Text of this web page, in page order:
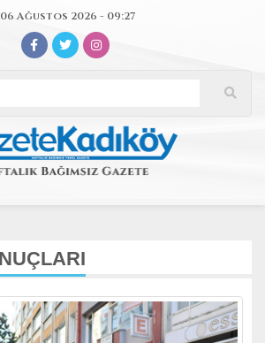
06 Ağustos 2026 - 09:27